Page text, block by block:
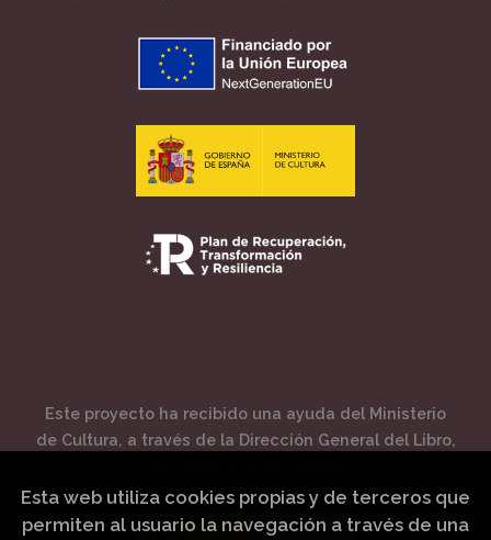
Este proyecto ha recibido una ayuda del Ministerio
de Cultura, a través de la Dirección General del Libro,
Esta web utiliza cookies propias y de terceros que
permiten al usuario la navegación a través de una